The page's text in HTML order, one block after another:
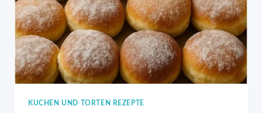
KUCHEN UND TORTEN REZEPTE